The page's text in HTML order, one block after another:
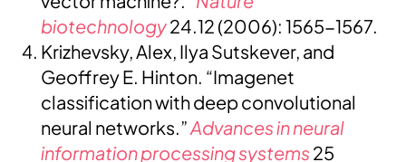
biotechnology24.12 (2006): 1565-1567.
Krizhevsky, Alex, Ilya Sutskever, and
Geoffrey E. Hinton. “Imagenet
classification with deep convolutional
neural networks.”Advances in neural
information processing systems 25